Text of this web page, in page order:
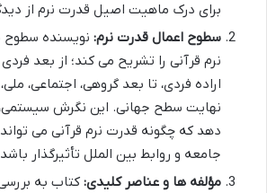
برای درک ماهیت اصیل قدرت نرم از
سطوح اعمال قدرت نرم: نویسنده سطوح
نرم قرآنی را تشریح می کند؛ از بعد
اراده فردی، تا بعد گروهی، اجتماعی،
نهایت سطح جهانی. این نگرش
دهد که چگونه قدرت نرم قرآنی می
جامعه و روابط بین الملل تأثیرگذار
مؤلفه ها و عناصر کلیدی: کتاب به